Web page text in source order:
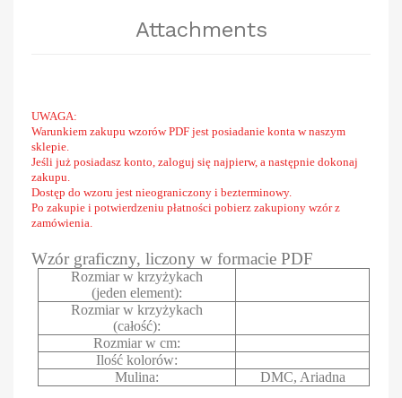
Attachments
UWAGA:
Warunkiem zakupu wzorów PDF jest posiadanie konta w naszym
sklepie.
Jeśli już posiadasz konto, zaloguj się najpierw, a następnie dokonaj
zakupu.
Dostęp do wzoru jest nieograniczony i bezterminowy.
Po zakupie i potwierdzeniu płatności pobierz zakupiony wzór z
zamówienia.
Wzór graficzny, liczony w formacie PDF
Rozmiar w krzyżykach
(jeden element):
Rozmiar w krzyżykach
(całość):
Rozmiar w cm:
Ilość kolorów:
Mulina:
DMC, Ariadna